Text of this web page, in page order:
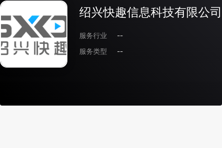
绍兴快趣信息科技有限公司
服务行业
--
服务类型
--